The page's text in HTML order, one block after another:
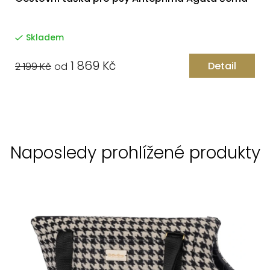
Skladem
2 199 Kč od 1 869 Kč Detail
Naposledy prohlížené produkty